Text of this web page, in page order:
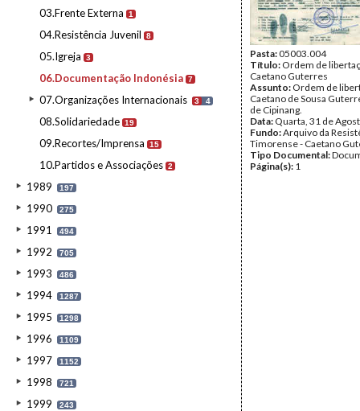
03.Frente Externa 1
04.Resistência Juvenil 8
05.Igreja 3
06.Documentação Indonésia 7
07.Organizações Internacionais 3 4
08.Solidariedade 19
09.Recortes/Imprensa 15
10.Partidos e Associações 2
1989 197
1990 275
1991 494
1992 705
1993 486
1994 1287
1995 1298
1996 1109
1997 1152
1998 721
1999 243
Pasta:05003.004
Título: Ordem de
Caetano Guterres
Assunto: Ordem de
Caetano de Sousa
de Cipinang.
Data: Quarta, 31 de
Fundo:Arquivo da
Timorense - Caetano
Tipo Documental:
Página(s): 1